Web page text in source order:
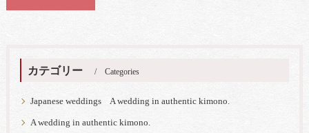
カテゴリー Categories
Japanese weddings A wedding in authentic kimono.
A wedding in authentic kimono.